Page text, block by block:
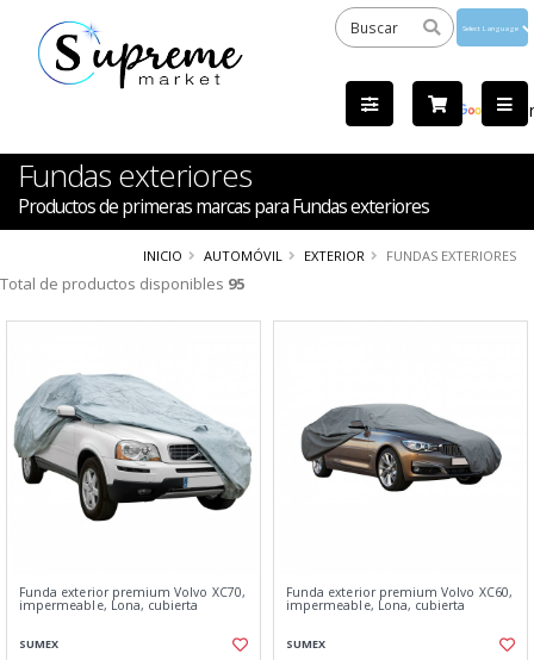
by
Fundas exteriores
Productos de primeras marcas para Fundas exteriores
INICIO AUTOMÓVIL EXTERIOR FUNDAS EXTERIORES
Total de productos disponibles 95
Funda exterior premium Volvo XC70,
impermeable, Lona, cubierta
SUMEX
Funda exterior premium Volvo XC60,
impermeable, Lona, cubierta
SUMEX